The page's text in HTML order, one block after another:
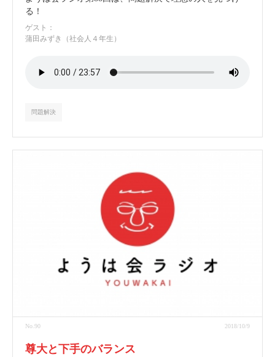
る！
ゲスト：
蒲田みずき（社会人４年生）
問題解決
No.90 2018/10/9
尊大と下手のバランス